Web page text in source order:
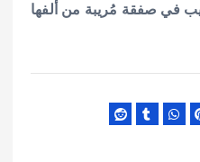
في صفقة مُريبة من ألفها